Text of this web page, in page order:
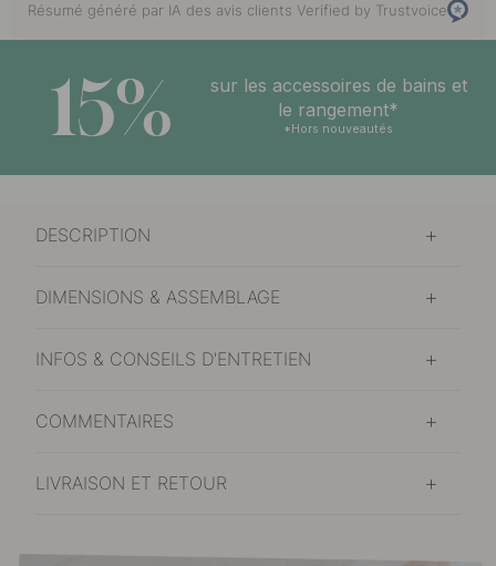
Résumé généré par IA des avis clients Verified by Trustvoice
15%
sur les accessoires de bains et
le rangement*
*Hors nouveautés
DESCRIPTION
DIMENSIONS & ASSEMBLAGE
INFOS & CONSEILS D'ENTRETIEN
COMMENTAIRES
LIVRAISON ET RETOUR